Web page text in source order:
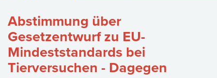
Abstimmung über
Gesetzentwurf zu EU-
Mindeststandards bei
Tierversuchen - Dagegen